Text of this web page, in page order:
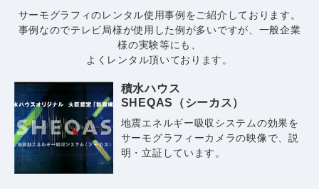
サーモグラフィのレンタル使用事例をご紹介しております。
事例なのでテレビ局様が使用した例が多いですが、一般企業
様の実験等にも、
よくレンタル頂いております。
積水ハウス
SHEQAS（シーカス）
地震エネルギー吸収システムの効果を
サーモグラフィーカメラの映像で、説
明・立証しています。